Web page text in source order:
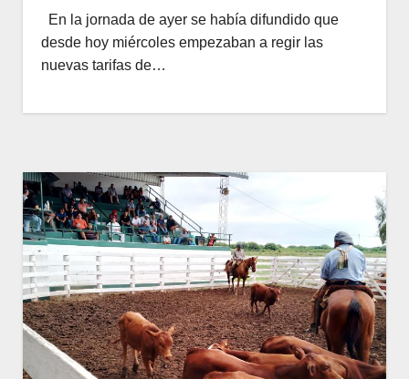
En la jornada de ayer se había difundido que
desde hoy miércoles empezaban a regir las
nuevas tarifas de…